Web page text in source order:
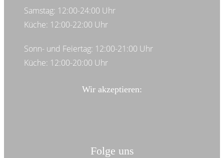
Samstag: 12:00-24:00 Uhr
Küche: 12:00-22:00 Uhr
Sonn- und Feiertag: 12:00-21:00 Uhr
Küche: 12:00-20:00 Uhr
Wir akzeptieren:
Folge uns